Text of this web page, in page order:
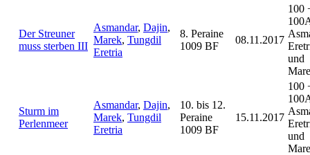
Der Streuner
muss sterben III
Asmandar, Dajin,
Marek, Tungdil
Eretria
8. Peraine
1009 BF
08.11.2017
100
und
Sturm im
Perlenmeer
Asmandar, Dajin,
Marek, Tungdil
Eretria
10. bis 12.
Peraine
1009 BF
15.11.2017
100
und